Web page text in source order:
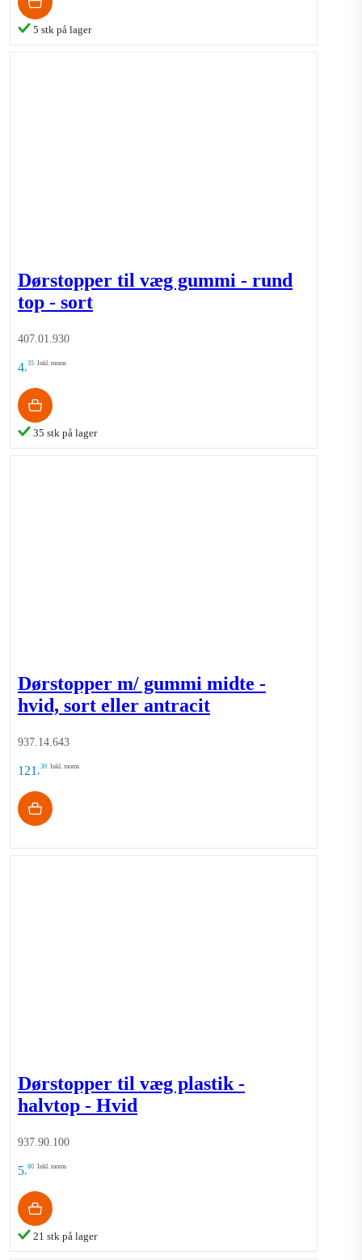
5 stk på lager
Dørstopper til væg gummi - rund
top - sort
407.01.930
4,35 Inkl. moms
35 stk på lager
Dørstopper m/ gummi midte -
hvid, sort eller antracit
937.14.643
121 30 Inkl. moms
Dørstopper til væg plastik -
halvtop - Hvid
937.90.100
5 80 Inkl. moms
21 stk på lager